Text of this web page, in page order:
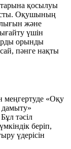
қосылуы
Оқушының
және
үшін
орынды
пәнге нақты
меңгертуде «Оқу
тәсіл
беріп,
үдерісін